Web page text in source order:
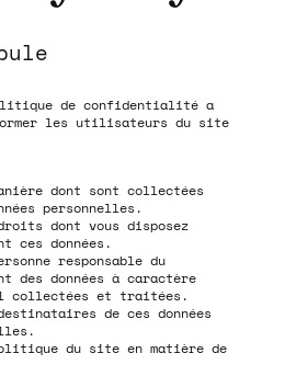
de confidentialité a
les utilisateurs du site
dont sont collectées
personnelles.
dont vous disposez
ces données.
responsable du
des données à caractère
collectées et traitées.
de ces données
du site en matière de